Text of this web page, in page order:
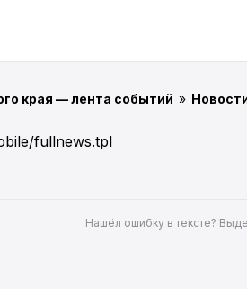
края — лента событий »
fullnews.tpl
Нашёл ошибку в тексте?